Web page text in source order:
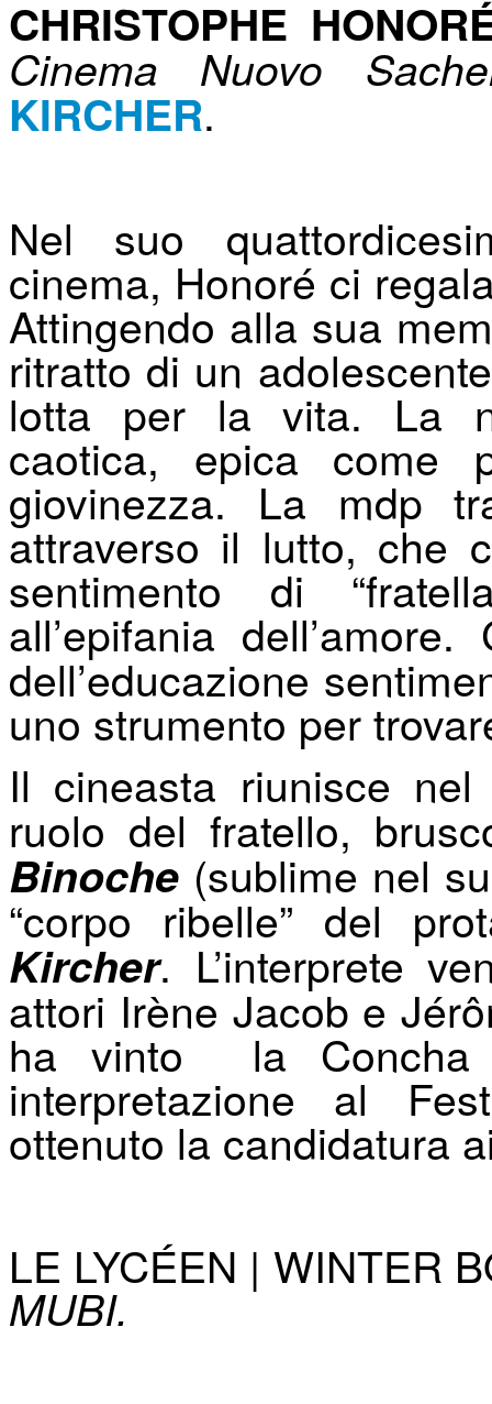
CHRISTOPHE
Cinema Nuovo
KIRCHER.
Nel suo
cinema, Honoré ci
Attingendo alla sua
ritratto di un
lotta per la vita. La
caotica, epica come
giovinezza. La mdp
attraverso il lutto, che
sentimento di
all’epifania
dell’educazione
uno strumento per
Il cineasta riunisce
ruolo del fratello,
Binoche (sublime nel
“corpo ribelle” del
Kircher. L’interprete
attori Irène Jacob e
ha vinto la Concha
interpretazione al
ottenuto la candidatura
LE LYCÉEN | WINTER
MUBI.